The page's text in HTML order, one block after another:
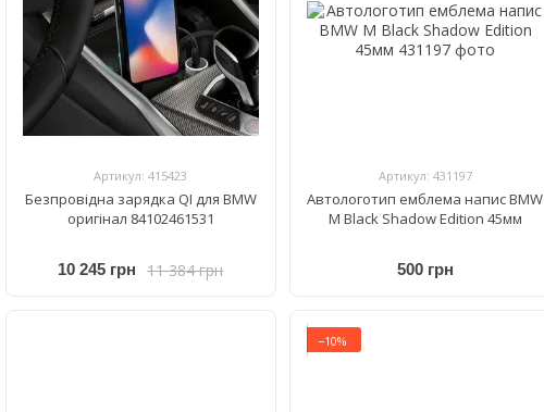
Артикул: 415423
Безпровідна зарядка QI для BMW
оригінал 84102461531
11 384 грн
10 245 грн
Артикул: 431197
Автологотип емблема напис BMW
M Black Shadow Edition 45мм
500 грн
−10%